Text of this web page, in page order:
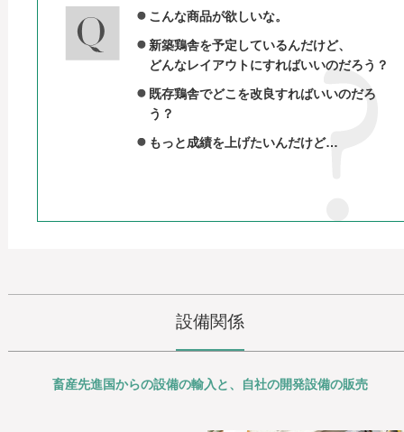
こんな商品が欲しいな。
新築鶏舎を予定しているんだけど、
どんなレイアウトにすればいいのだろう？
既存鶏舎でどこを改良すればいいのだろ
う？
もっと成績を上げたいんだけど…
設備関係
畜産先進国からの設備の輸入と、自社の開発設備の販売